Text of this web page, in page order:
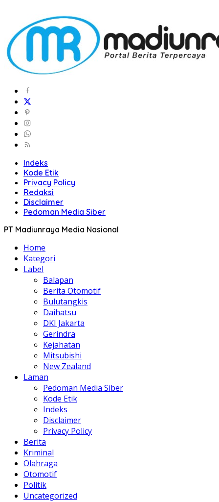
Indeks
Kode Etik
Privacy Policy
Redaksi
Disclaimer
Pedoman Media Siber
PT Madiunraya Media Nasional
Home
Kategori
Label
Balapan
Berita Otomotif
Bulutangkis
Daihatsu
DKI Jakarta
Gerindra
Kejahatan
Mitsubishi
New Zealand
Laman
Pedoman Media Siber
Kode Etik
Indeks
Disclaimer
Privacy Policy
Berita
Kriminal
Olahraga
Otomotif
Politik
Uncategorized